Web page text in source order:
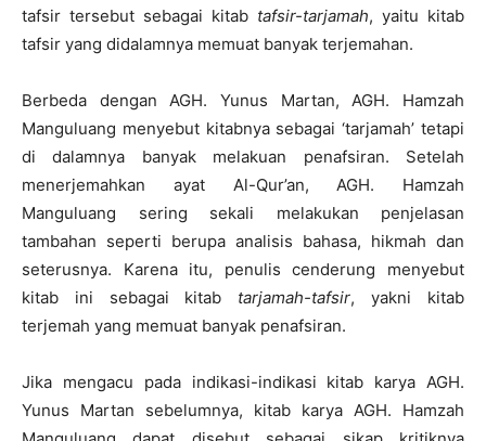
tafsir tersebut sebagai kitab tafsir-tarjamah, yaitu kitab
tafsir yang didalamnya memuat banyak terjemahan.
Berbeda dengan AGH. Yunus Martan, AGH. Hamzah
Manguluang menyebut kitabnya sebagai ‘tarjamah’ tetapi
di dalamnya banyak melakuan penafsiran. Setelah
menerjemahkan ayat Al-Qur’an, AGH. Hamzah
Manguluang sering sekali melakukan penjelasan
tambahan seperti berupa analisis bahasa, hikmah dan
seterusnya. Karena itu, penulis cenderung menyebut
kitab ini sebagai kitab tarjamah-tafsir, yakni kitab
terjemah yang memuat banyak penafsiran.
Jika mengacu pada indikasi-indikasi kitab karya AGH.
Yunus Martan sebelumnya, kitab karya AGH. Hamzah